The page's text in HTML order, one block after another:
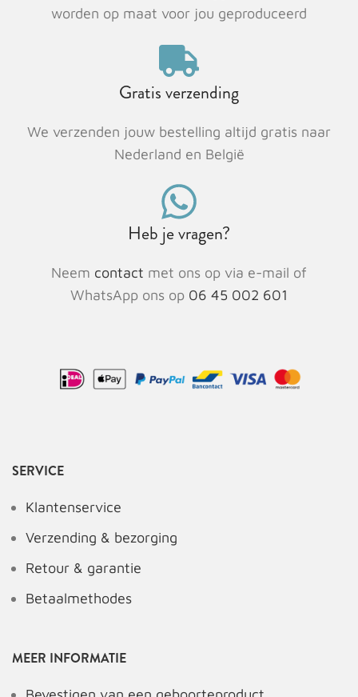
worden op maat voor jou geproduceerd
Gratis verzending
We verzenden jouw bestelling altijd gratis naar
Nederland en België
Heb je vragen?
Neem contact met ons op via e-mail of
WhatsApp ons op 06 45 002 601
SERVICE
Klantenservice
Verzending & bezorging
Retour & garantie
Betaalmethodes
MEER INFORMATIE